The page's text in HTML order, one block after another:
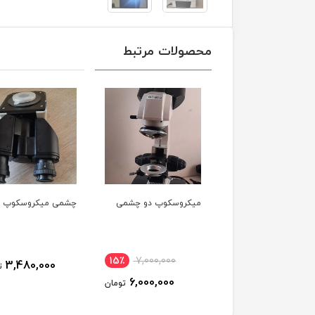
محصولات مرتبط
میکروسکوپ دو چشمی
7,000,000 15٪
6,000,000 تومان
چشمی میکروسکوپ
3,480,000